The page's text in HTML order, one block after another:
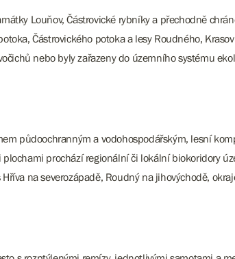
Louňov, Částrovické rybníky a přechodně
Částrovického potoka a lesy Roudného,
nebo byly zařazeny do územního systému
půdoochranným a vodohospodářským, lesní
prochází regionální či lokální biokoridory
na severozápadě, Roudný na jihovýchodě,